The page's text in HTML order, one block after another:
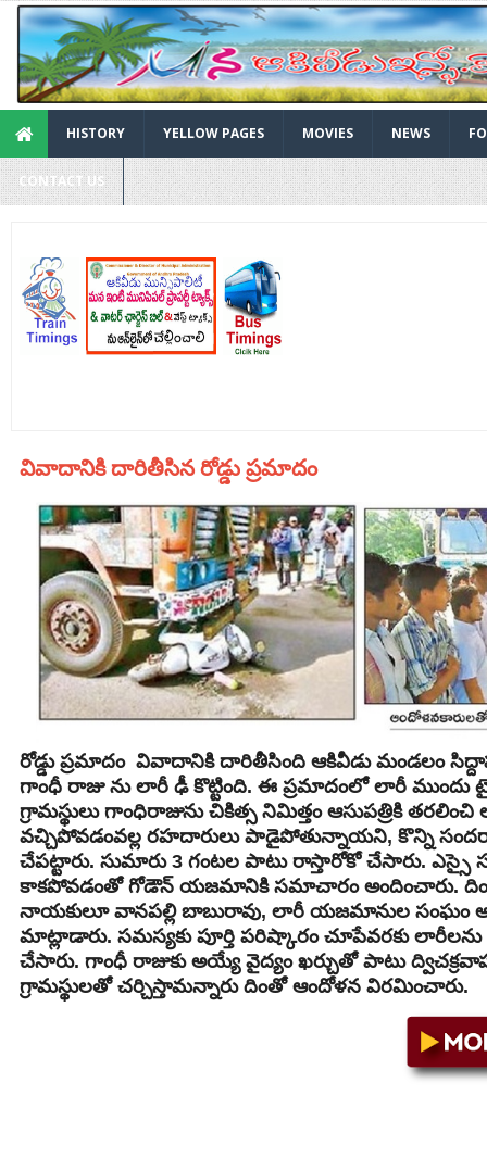
HISTORY YELLOW PAGES MOVIES NEWS
CONTACT US
వివాదానికి దారితీసిన రోడ్డు ప్రమాదం
రోడ్డు ప్రమాదం వివాదానికి దారితీసింది ఆకివీడు మండలం
గాంధీ రాజు ను లారీ ఢీ కొట్టింది. ఈ ప్రమాదంలో లారీ
గ్రామస్థులు గాంధిరాజును చికిత్స నిమిత్తం ఆసుపత్రికి
వచ్చిపోవడంవల్ల రహదారులు పాడైపోతున్నాయని, కొన్ని
చేపట్టారు. సుమారు 3 గంటల పాటు రాస్తారోకో చేసారు. ఎస్సై
కాకపోవడంతో గోడౌన్ యజమానికి సమాచారం అందించారు.
నాయకులూ వానపల్లి బాబురావు, లారీ యజమానుల సంఘం
మాట్లాడారు. సమస్యకు పూర్తి పరిష్కారం చూపేవరకు లారీలను
చేసారు. గాంధీ రాజుకు అయ్యే వైద్యం ఖర్చుతో పాటు
గ్రామస్థులతో చర్చిస్తామన్నారు దింతో ఆందోళన విరమించారు.